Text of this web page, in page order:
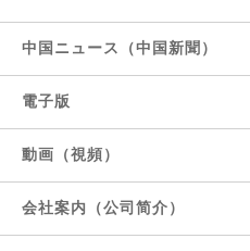
中国ニュース（中国新聞）
電子版
動画（視頻）
会社案内（公司简介）